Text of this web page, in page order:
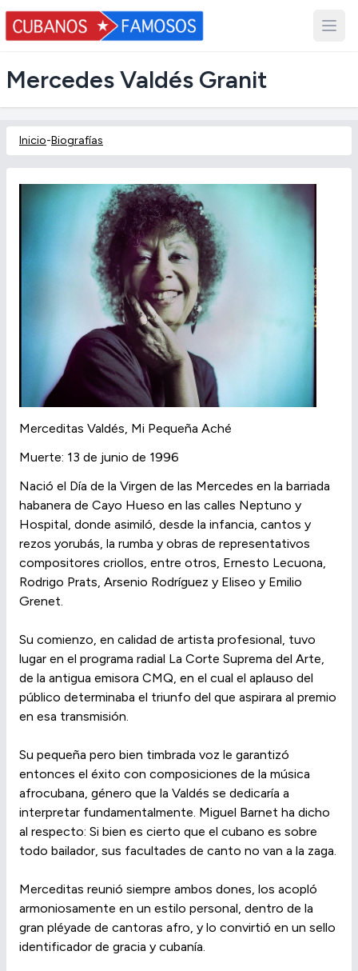
Mercedes Valdés Granit
Inicio-Biografías
Merceditas Valdés, Mi Pequeña Aché
Muerte: 13 de junio de 1996
Nació el Día de la Virgen de las Mercedes en la barriada
habanera de Cayo Hueso en las calles Neptuno y
Hospital, donde asimiló, desde la infancia, cantos y
rezos yorubás, la rumba y obras de representativos
compositores criollos, entre otros, Ernesto Lecuona,
Rodrigo Prats, Arsenio Rodríguez y Eliseo y Emilio
Grenet.
Su comienzo, en calidad de artista profesional, tuvo
lugar en el programa radial La Corte Suprema del Arte,
de la antigua emisora CMQ, en el cual el aplauso del
público determinaba el triunfo del que aspirara al premio
en esa transmisión.
Su pequeña pero bien timbrada voz le garantizó
entonces el éxito con composiciones de la música
afrocubana, género que la Valdés se dedicaría a
interpretar fundamentalmente. Miguel Barnet ha dicho
al respecto: Si bien es cierto que el cubano es sobre
todo bailador, sus facultades de canto no van a la zaga.
Merceditas reunió siempre ambos dones, los acopló
armoniosamente en un estilo personal, dentro de la
gran pléyade de cantoras afro, y lo convirtió en un sello
identificador de gracia y cubanía.